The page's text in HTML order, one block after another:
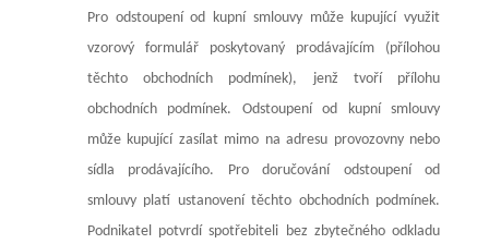
Pro odstoupení od kupní smlouvy může kupující využit
vzorový formulář poskytovaný prodávajícím (přílohou
těchto obchodních podmínek), jenž tvoří přílohu
obchodních podmínek. Odstoupení od kupní smlouvy
může kupující zasílat mimo na adresu provozovny nebo
sídla prodávajícího. Pro doručování odstoupení od
smlouvy platí ustanovení těchto obchodních podmínek.
Podnikatel potvrdí spotřebiteli bez zbytečného odkladu